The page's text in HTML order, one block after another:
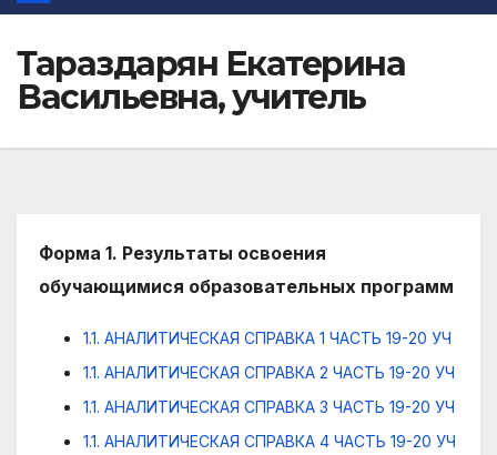
Тараздарян Екатерина
Васильевна, учитель
Форма 1. Результаты освоения
обучающимися образовательных программ
1.1. АНАЛИТИЧЕСКАЯ СПРАВКА 1 ЧАСТЬ 19-20 УЧ
1.1. АНАЛИТИЧЕСКАЯ СПРАВКА 2 ЧАСТЬ 19-20 УЧ
1.1. АНАЛИТИЧЕСКАЯ СПРАВКА 3 ЧАСТЬ 19-20 УЧ
1.1. АНАЛИТИЧЕСКАЯ СПРАВКА 4 ЧАСТЬ 19-20 УЧ